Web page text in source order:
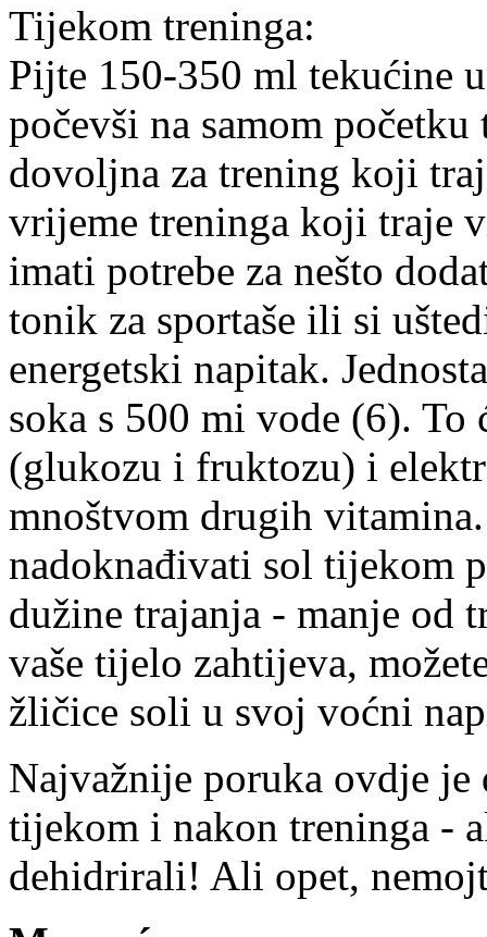
Tijekom treninga:
Pijte 150-350 ml tekućine
počevši na samom
dovoljna za trening koji
vrijeme treninga koji traje
imati potrebe za nešto
tonik za sportaše ili si
energetski napitak.
soka s 500 mi vode (6). To
(glukozu i fruktozu) i
mnoštvom drugih
nadoknađivati sol tijekom
dužine trajanja - manje od
vaše tijelo zahtijeva,
žličice soli u svoj voćni
Najvažnije poruka ovdje
tijekom i nakon treninga -
dehidrirali! Ali opet,